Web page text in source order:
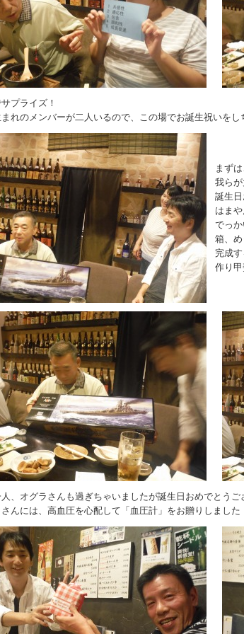
プライズ！
まれのメンバーが二人いるので、この場でお誕生祝いをし
まず
我らが
誕生日
はま
でっ
箱、め
完成す
作り甲
人、オグラさんも過ぎちゃいましたが誕生日おめでとうご
んには、高血圧を心配して「血圧計」をお贈りしました